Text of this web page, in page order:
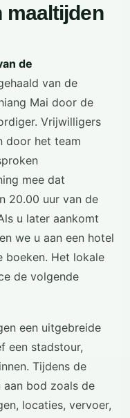
maaltijden
de
van de
Mai door de
Vrijwilligers
door het team
mee dat
20.00 uur van de
u later aankomt
we u aan een hotel
boeken. Het lokale
de volgende
een uitgebreide
een stadstour,
Tijdens de
bod zoals de
locaties, vervoer,